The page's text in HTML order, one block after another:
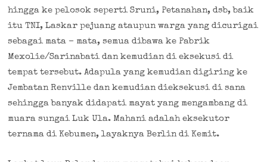
hingga ke pelosok seperti Sruni, Petanahan, dsb, baik
itu TNI, Laskar pejuang ataupun warga yang dicurigai
sebagai mata – mata, semua dibawa ke Pabrik
Mexolie/Sarinabati dan kemudian di eksekusi di
tempat tersebut. Adapula yang kemudian digiring ke
Jembatan Renville dan kemudian dieksekusi di sana
sehingga banyak didapati mayat yang mengambang di
muara sungai Luk Ula. Mahani adalah eksekutor
ternama di Kebumen, layaknya Berlin di Kemit.